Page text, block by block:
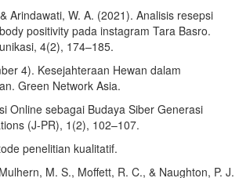
Arindawati, W. A. (2021). Analisis resepsi
positivity pada instagram Tara Basro.
4(2), 174–185.
4). Kesejahteraan Hewan dalam
Green Network Asia.
Online sebagai Budaya Siber Generasi
(J-PR), 1(2), 102–107.
penelitian kualitatif.
M. S., Moffett, R. C., & Naughton, P. J.